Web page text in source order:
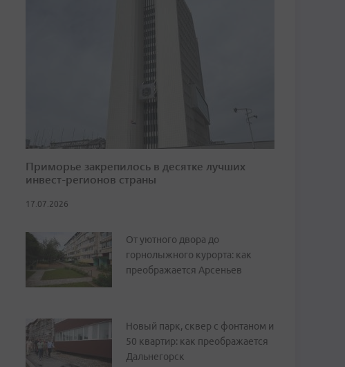
Приморье закрепилось в десятке лучших
инвест-регионов страны
17.07.2026
От уютного двора до
горнолыжного курорта: как
преображается Арсеньев
Новый парк, сквер с фонтаном и
50 квартир: как преображается
Дальнегорск